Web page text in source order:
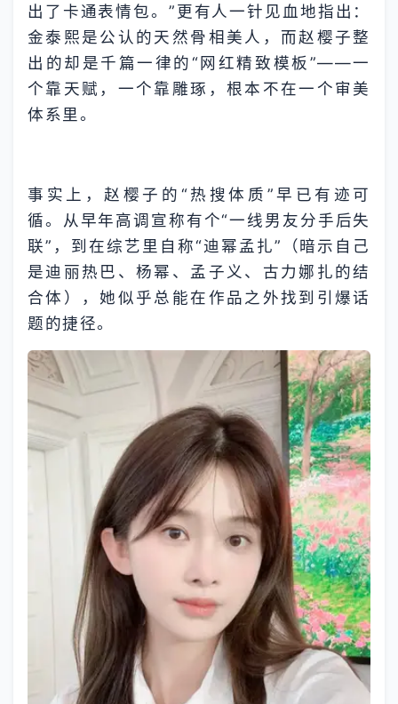
出了卡通表情包。”更有人一针见血地指出：
金泰熙是公认的天然骨相美人，而赵樱子整
出的却是千篇一律的“网红精致模板”——一
个靠天赋，一个靠雕琢，根本不在一个审美
体系里。
事实上，赵樱子的“热搜体质”早已有迹可
循。从早年高调宣称有个“一线男友分手后失
联”，到在综艺里自称“迪幂孟扎”（暗示自己
是迪丽热巴、杨幂、孟子义、古力娜扎的结
合体），她似乎总能在作品之外找到引爆话
题的捷径。